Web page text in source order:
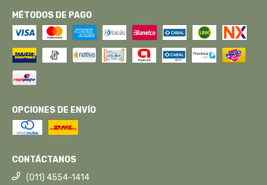
MÉTODOS DE PAGO
OPCIONES DE ENVÍO
CONTÁCTANOS
(011) 4554-1414